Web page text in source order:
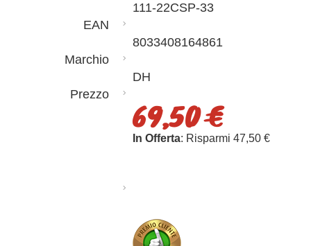
111-22CSP-33
EAN
8033408164861
Marchio
DH
Prezzo
69,50 €
In Offerta: Risparmi 47,50 €